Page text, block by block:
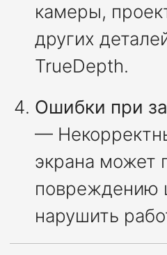
камеры,
других
TrueDepth.
Ошибки при
—
экрана может
повреждению
нарушить